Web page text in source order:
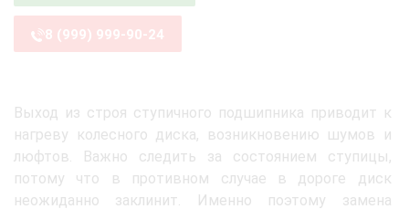
8 (999) 999-90-24
Выход из строя ступичного подшипника приводит к
нагреву колесного диска, возникновению шумов и
люфтов. Важно следить за состоянием ступицы,
потому что в противном случае в дороге диск
неожиданно заклинит. Именно поэтому замена